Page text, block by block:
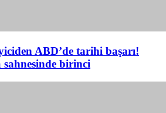
ABD’de tarihi başarı!
birinci